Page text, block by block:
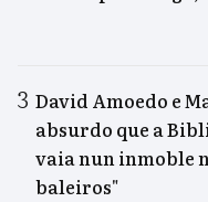
David Amoedo e
absurdo que a
vaia nun inmoble
baleiros"